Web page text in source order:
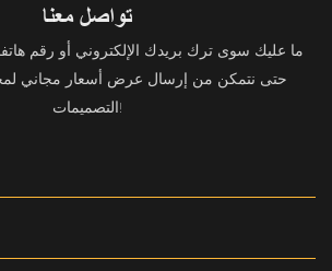
تواصل معنا
ما عليك سوى ترك بريدك الإلكتروني أو رقم
حتى نتمكن من إرسال عرض أسعار مجاني
التصميمات!